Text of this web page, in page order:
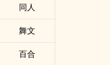
同人
舞文
百合